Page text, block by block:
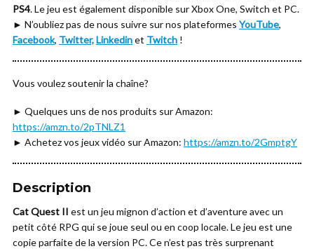
PS4. Le jeu est également disponible sur Xbox One, Switch et PC.
► N’oubliez pas de nous suivre sur nos plateformes YouTube,
Facebook, Twitter,Linkedinet Twitch !
Vous voulez soutenir la chaîne?
► Quelques uns de nos produits sur Amazon:
https://amzn.to/2pTNLZ1
► Achetez vos jeux vidéo sur Amazon: https://amzn.to/2GmptgY
Description
Cat Quest II est un jeu mignon d’action et d’aventure avec un
petit côté RPG qui se joue seul ou en coop locale. Le jeu est une
copie parfaite de la version PC. Ce n’est pas très surprenant